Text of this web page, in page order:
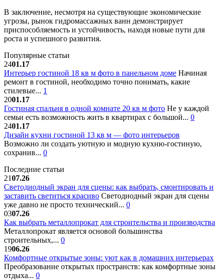
В заключение, несмотря на существующие экономические
угрозы, рынок гидромассажных ванн демонстрирует
приспособляемость и устойчивость, находя новые пути для
роста и успешного развития.
Популярные статьи
2401.17
Интерьер гостиной 18 кв м фото в панельном доме Начиная
ремонт в гостиной, необходимо точно понимать, какие
стилевые... 1
2001.17
Гостиная спальня в одной комнате 20 кв м фото Не у каждой
семьи есть возможность жить в квартирах с большой... 0
2401.17
Дизайн кухни гостиной 13 кв м — фото интерьеров
Возможно ли создать уютную и модную кухню-гостиную,
сохранив... 0
Последние статьи
2107.26
Светодиодный экран для сцены: как выбрать, смонтировать и
заставить светиться красиво Светодиодный экран для сцены
уже давно не просто технический... 0
0307.26
Как выбрать металлопрокат для строительства и производства
Металлопрокат является основой большинства
строительных,... 0
1906.26
Комфортные открытые зоны: уют как в домашних интерьерах
Преобразование открытых пространств: как комфортные зоны
отдыха... 0